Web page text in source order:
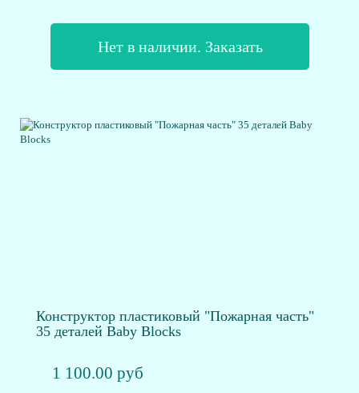
Нет в наличии. Заказать
Конструктор пластиковый "Пожарная часть"
35 деталей Baby Blocks
1 100.00 руб